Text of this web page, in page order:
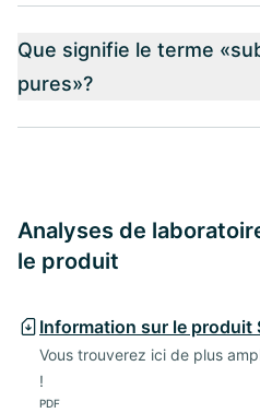
Que signifie le terme
pures»?
Analyses de
le produit
Information sur le produit
Vous trouverez ici de plus
!
PDF